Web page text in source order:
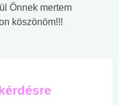
Önnek mertem
köszönöm!!!